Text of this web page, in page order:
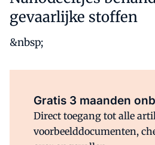
gevaarlijke stoffen
&nbsp;
Gratis 3 maanden
Direct toegang tot alle
voorbeelddocumenten,